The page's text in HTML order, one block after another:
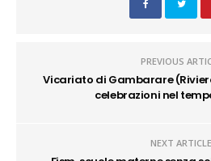
PREVIOUS
Vicariato di Gambarare
celebrazioni nel
NEXT ARTICLE